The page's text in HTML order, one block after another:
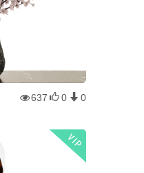
637 0 0